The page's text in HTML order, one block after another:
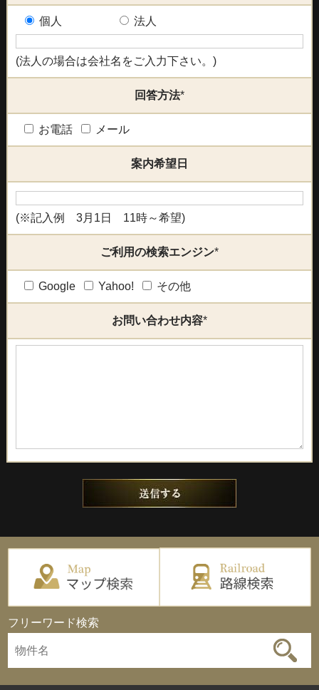
個人 法人
(法人の場合は会社名をご入力下さい。)
回答方法*
お電話 メール
案内希望日
(※記入例 3月1日 11時～希望)
ご利用の検索エンジン*
Google Yahoo! その他
お問い合わせ内容*
フリーワード検索